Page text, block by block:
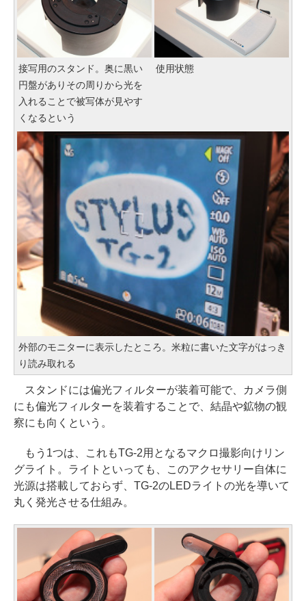
接写用のスタンド。奥に黒い
円盤がありその周りから光を
入れることで被写体が見やす
くなるという
使用状態
外部のモニターに表示したところ。米粒に書いた文字がはっき
り読み取れる
スタンドには偏光フィルターが装着可能で、カメラ側
にも偏光フィルターを装着することで、結晶や鉱物の観
察にも向くという。
もう1つは、これもTG-2用となるマクロ撮影向けリン
グライト。ライトといっても、このアクセサリー自体に
光源は搭載しておらず、TG-2のLEDライトの光を導いて
丸く発光させる仕組み。